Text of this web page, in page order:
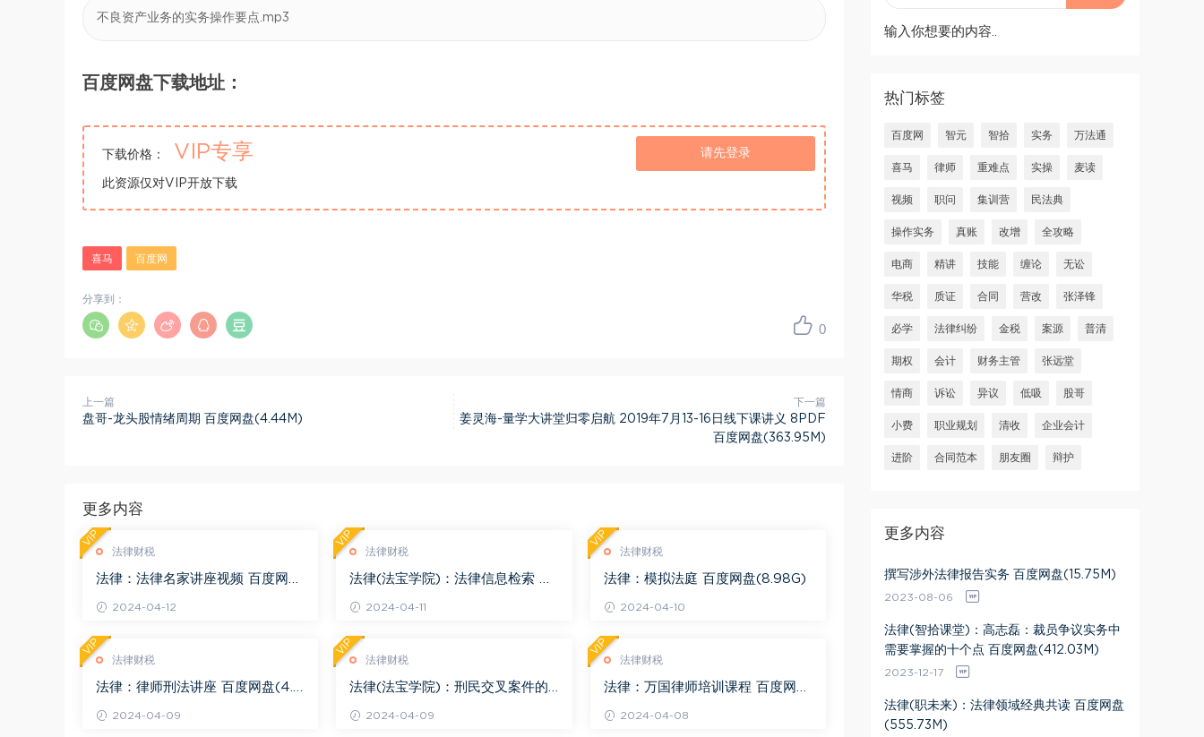
不良资产业务的实务操作要点.mp3
百度网盘下载地址：
下载价格： VIP专享
此资源仅对VIP开放下载
请先登录
喜马 百度网
0
分享到：
上一篇
盘哥-龙头股情绪周期 百度网盘(4.44M)
下一篇
姜灵海-量学大讲堂归零启航 2019年7月13-16日线下课讲义 8PDF
百度网盘(363.95M)
更多内容
法律财税
法律：法律名家讲座视频 百度网盘
2024-04-12
VIP
法律财税
法律(法宝学院)：法律信息检索 百
2024-04-11
VIP
法律财税
法律：模拟法庭 百度网盘(8.98G)
2024-04-10
VIP
法律财税
法律：律师刑法讲座 百度网盘(4.0
2024-04-09
VIP
法律财税
法律(法宝学院)：刑民交叉案件的
2024-04-09
VIP
法律财税
法律：万国律师培训课程 百度网盘
2024-04-08
VIP
输入你想要的内容..
热门标签
百度网 智元 智拾 实务 万法通
喜马 律师 重难点 实操 麦读
视频 职问 集训营 民法典
操作实务 真账 改增 全攻略
电商 精讲 技能 缠论 无讼
华税 质证 合同 营改 张泽锋
必学 法律纠纷 金税 案源 普清
期权 会计 财务主管 张远堂
情商 诉讼 异议 低吸 股哥
小费 职业规划 清收 企业会计
进阶 合同范本 朋友圈 辩护
更多内容
撰写涉外法律报告实务 百度网盘(15.75M)
2023-08-06
法律(智拾课堂)：高志磊：裁员争议实务中
需要掌握的十个点 百度网盘(412.03M)
2023-12-17
法律(职未来)：法律领域经典共读 百度网盘
(555.73M)